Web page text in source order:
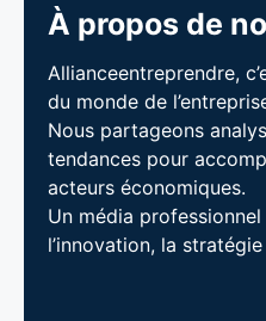
À propos de
Allianceentreprendre,
du monde de
Nous partageons
tendances pour
acteurs économiques.
Un média
l’innovation, la